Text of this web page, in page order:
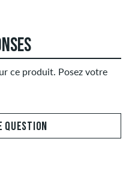
ce produit. Posez votre
QUESTION